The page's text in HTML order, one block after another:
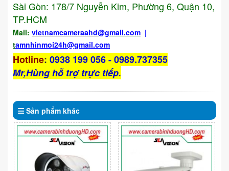
Sài Gòn: 178/7 Nguyễn Kim, Phường 6, Quận 10,
TP.HCM
Mail: vietnamcameraahd@gmail.com |
tamnhinmoi24h@gmail.com
Hotline: 0938 199 056 - 0989.737355
Mr,Hùng hỗ trợ trực tiếp.
Sản phẩm khác